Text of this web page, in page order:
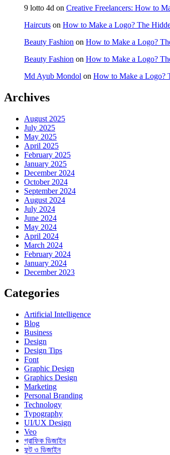
9 lotto 4d on Creative Freelancers: How to
Haircuts on How to Make a Logo? The
Beauty Fashion on How to Make a Logo?
Beauty Fashion on How to Make a Logo?
Md Ayub Mondol on How to Make a Logo?
Archives
August 2025
July 2025
May 2025
April 2025
February 2025
January 2025
December 2024
October 2024
September 2024
August 2024
July 2024
June 2024
May 2024
April 2024
March 2024
February 2024
January 2024
December 2023
Categories
Artificial Intelligence
Blog
Business
Design
Design Tips
Font
Graphic Design
Graphics Design
Marketing
Personal Branding
Technology
Typography
UI/UX Design
Veo
গ্রাফিক ডিজাইন
ফন্ট ও ডিজাইন